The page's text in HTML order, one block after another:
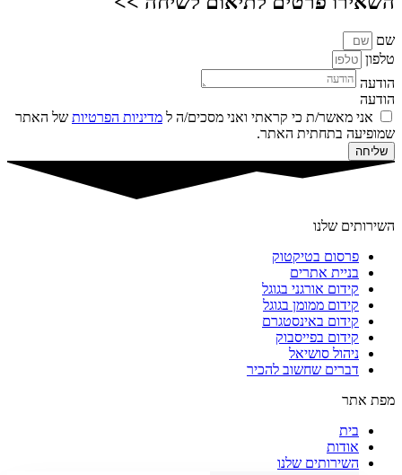
שם
טלפון
הודעה
הודעה
אני מאשר/ת כי קראתי ואני מסכים/ה ל מדיניות הפרטיות של האתר
שמופיעה בתחתית האתר.
שליחה
השירותים שלנו
פרסום בטיקטוק
בניית אתרים
קידום אורגני בגוגל
קידום ממומן בגוגל
קידום באינסטגרם
קידום בפייסבוק
ניהול סושיאל
דברים שחשוב להכיר
מפת אתר
בית
אודות
השירותים שלנו